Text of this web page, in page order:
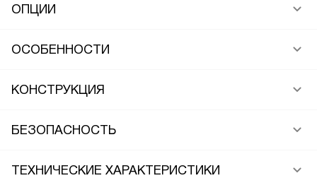
ОПЦИИ
ОСОБЕННОСТИ
КОНСТРУКЦИЯ
БЕЗОПАСНОСТЬ
ТЕХНИЧЕСКИЕ ХАРАКТЕРИСТИКИ